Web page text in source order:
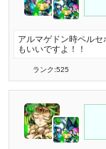
アルマゲドン時ペル
もいいですよ！！
ランク:525